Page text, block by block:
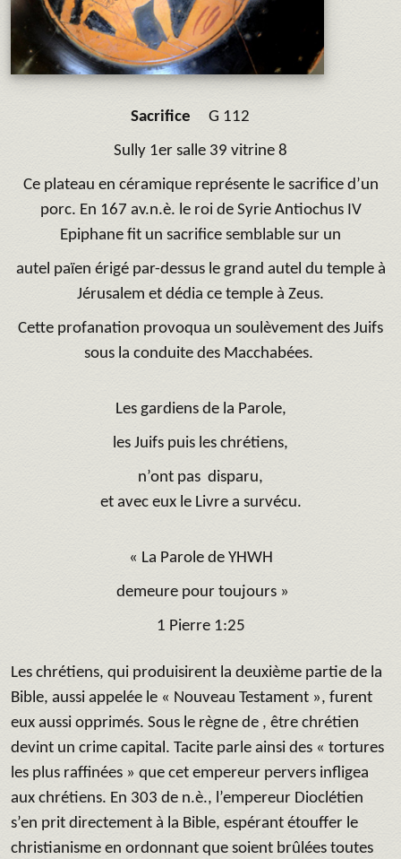
Sacrifice G 112
Sully 1er salle 39 vitrine 8
Ce plateau en céramique représente le sacrifice d’un
porc. En 167 av.n.è. le roi de Syrie Antiochus IV
Epiphane fit un sacrifice semblable sur un
autel païen érigé par-dessus le grand autel du temple à
Jérusalem et dédia ce temple à Zeus.
Cette profanation provoqua un soulèvement des Juifs
sous la conduite des Macchabées.
Les gardiens de la Parole,
les Juifs puis les chrétiens,
n’ont pas disparu,
et avec eux le Livre a survécu.
« La Parole de YHWH
demeure pour toujours »
1 Pierre 1:25
Les chrétiens, qui produisirent la deuxième partie de la
Bible, aussi appelée le « Nouveau Testament », furent
eux aussi opprimés. Sous le règne de , être chrétien
devint un crime capital. Tacite parle ainsi des « tortures
les plus raffinées » que cet empereur pervers infligea
aux chrétiens. En 303 de n.è., l’empereur Dioclétien
s’en prit directement à la Bible, espérant étouffer le
christianisme en ordonnant que soient brûlées toutes